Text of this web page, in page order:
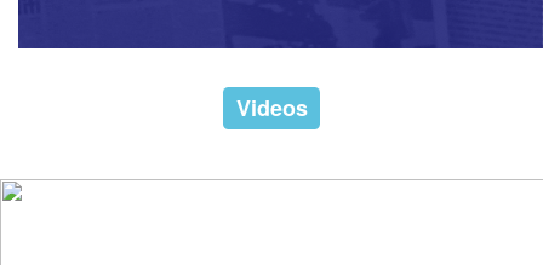
Videos